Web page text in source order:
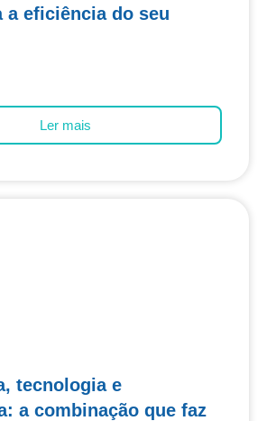
a eficiência do seu
Ler mais
tecnologia e
a combinação que faz